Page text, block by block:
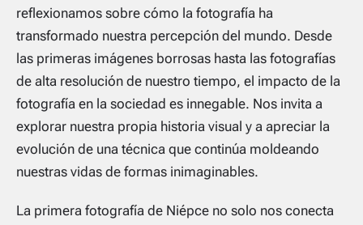
reflexionamos sobre cómo la fotografía ha
transformado nuestra percepción del mundo. Desde
las primeras imágenes borrosas hasta las fotografías
de alta resolución de nuestro tiempo, el impacto de la
fotografía en la sociedad es innegable. Nos invita a
explorar nuestra propia historia visual y a apreciar la
evolución de una técnica que continúa moldeando
nuestras vidas de formas inimaginables.
La primera fotografía de Niépce no solo nos conecta